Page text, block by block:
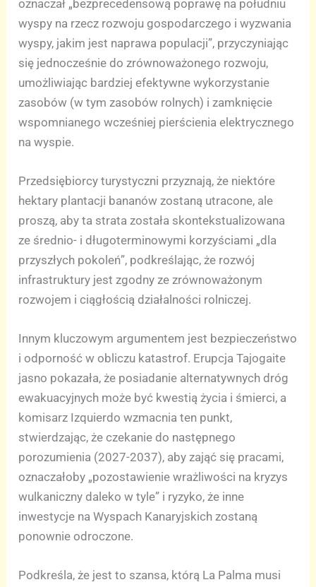
oznaczał „bezprecedensową poprawę na południu
wyspy na rzecz rozwoju gospodarczego i wyzwania
wyspy, jakim jest naprawa populacji”, przyczyniając
się jednocześnie do zrównoważonego rozwoju,
umożliwiając bardziej efektywne wykorzystanie
zasobów (w tym zasobów rolnych) i zamknięcie
wspomnianego wcześniej pierścienia elektrycznego
na wyspie.
Przedsiębiorcy turystyczni przyznają, że niektóre
hektary plantacji bananów zostaną utracone, ale
proszą, aby ta strata została skontekstualizowana
ze średnio- i długoterminowymi korzyściami „dla
przyszłych pokoleń”, podkreślając, że rozwój
infrastruktury jest zgodny ze zrównoważonym
rozwojem i ciągłością działalności rolniczej.
Innym kluczowym argumentem jest bezpieczeństwo
i odporność w obliczu katastrof. Erupcja Tajogaite
jasno pokazała, że posiadanie alternatywnych dróg
ewakuacyjnych może być kwestią życia i śmierci, a
komisarz Izquierdo wzmacnia ten punkt,
stwierdzając, że czekanie do następnego
porozumienia (2027-2037), aby zająć się pracami,
oznaczałoby „pozostawienie wrażliwości na kryzys
wulkaniczny daleko w tyle” i ryzyko, że inne
inwestycje na Wyspach Kanaryjskich zostaną
ponownie odroczone.
Podkreśla, że jest to szansa, którą La Palma musi